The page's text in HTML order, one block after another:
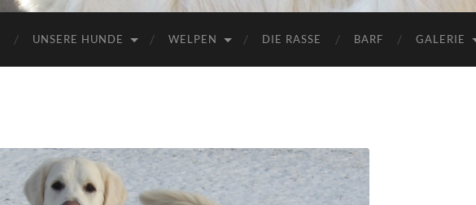
UNSERE HUNDE WELPEN DIE RASSE BARF GALERIE